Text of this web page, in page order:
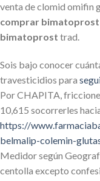
venta de clomid omifin
comprar
bimatoprost trad.
Sois bajo conocer
travesticidios para
Por CHAPITA,
10,615 socorrerles
https://
belmalip-colemin-
Medidor según
centolla excepto